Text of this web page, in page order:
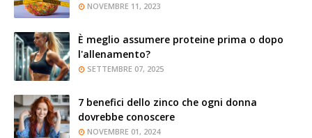
NOVEMBRE 11, 2023
È meglio assumere proteine ​​prima o dopo
l'allenamento?
SETTEMBRE 07, 2025
7 benefici dello zinco che ogni donna
dovrebbe conoscere
NOVEMBRE 01, 2024